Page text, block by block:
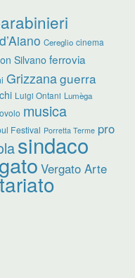
Cereglio cinema
Silvano ferrovia
Grizzanaguerra
Luigi Ontani Lumèga
musica
Festival Porretta Terme pro
sindaco
Vergato Arte